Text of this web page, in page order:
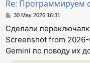
Re: Программируем
P
s
t
30 May 2026 16:31
Сделали
Screenshot from
Gemini по поводу их